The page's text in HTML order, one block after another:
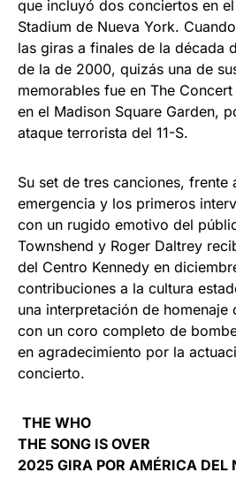
que incluyó dos conciertos en
Stadium de Nueva York.
las giras a finales de la década
de la de 2000, quizás una de
memorables fue en The
en el Madison Square Garden,
ataque terrorista del 11-S.
Su set de tres canciones, frente
emergencia y los primeros
con un rugido emotivo del
Townshend y Roger Daltrey
del Centro Kennedy en
contribuciones a la cultura
una interpretación de homenaje
con un coro completo de
en agradecimiento por la
concierto.
THE WHO
THE SONG IS OVER
2025 GIRA POR AMÉRICA DEL